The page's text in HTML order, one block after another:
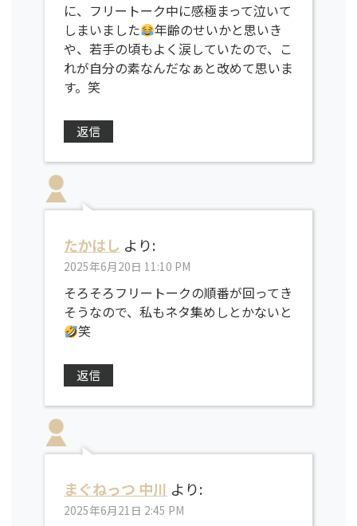
に、フリートーク中に感極まって泣いて
しまいました
年齢のせいかと思いき
や、若手の頃もよく涙していたので、こ
れが自分の素なんだなぁと改めて思いま
す。笑
返信
たかはし より:
2025年6月20日 11:10 PM
そろそろフリートークの順番が回ってき
そうなので、私もネタ集めしとかないと
笑
返信
まぐねっつ 中川 より:
2025年6月21日 2:45 PM